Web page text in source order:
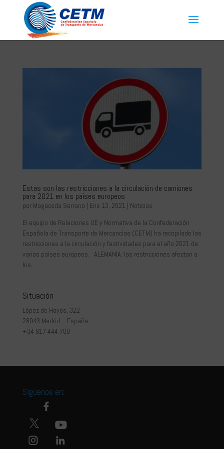
Estas son las restricciones a la circulación de camiones
para 2021 en los países europeos
por Magaceda Serrano | Ene 13, 2021 | Noticias
El equipo de Relaciones UE y Normativa de la Confederación
Española de Transporte de Mercancías (CETM) ha recopilado las
restricciones a la circulación y festividades para el año 2021 de
varios países europeos. ALEMANIA: las restricciones afectan a
los...
Situación
López de Hoyos, 322
28043 Madrid – España
+34 917 444 700
Síguenos en: